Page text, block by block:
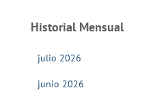
Historial Mensual
julio 2026
junio 2026